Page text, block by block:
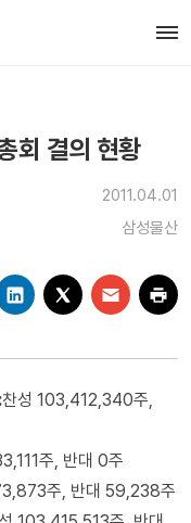
회 결의 현황
2011.04.01
삼성물산
찬성 103,412,340주,
주, 반대 0주
주, 반대 59,238주